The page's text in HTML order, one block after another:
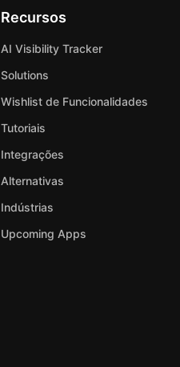
Recursos
AI Visibility Tracker
Solutions
Wishlist de Funcionalidades
Tutoriais
Integrações
Alternativas
Indústrias
Upcoming Apps